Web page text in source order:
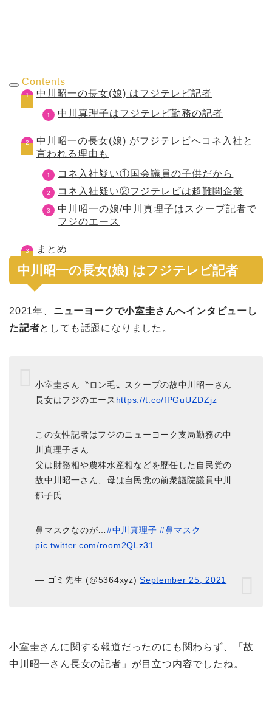
Contents
中川昭一の長女(娘) はフジテレビ記者
中川真理子はフジテレビ勤務の記者
中川昭一の長女(娘) がフジテレビへコネ入社と
言われる理由も
コネ入社疑い①国会議員の子供だから
コネ入社疑い②フジテレビは超難関企業
中川昭一の娘/中川真理子はスクープ記者で
フジのエース
まとめ
中川昭一の長女(娘) はフジテレビ記者
2021年、 ニューヨークで小室圭さんへインタビューし
た記者としても話題になりました。
小室圭さん〝ロン毛〟スクープの故中川昭一さん
長女はフジのエース https://t.co/fPGuUZDZjz
この女性記者はフジのニューヨーク支局勤務の中
川真理子さん
父は財務相や農林水産相などを歴任した自民党の
故中川昭一さん、母は自民党の前衆議院議員中川
郁子氏
鼻マスクなのが… #中川真理子 #鼻マスク
pic.twitter.com/room2QLz31
— ゴミ先生 (@5364xyz)September 25, 2021
小室圭さんに関する報道だったのにも関わらず、「故
中川昭一さん長女の記者」が目立つ内容でしたね。